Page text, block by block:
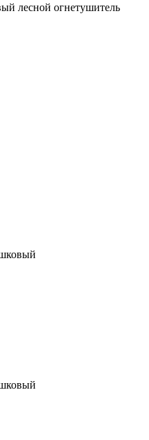
лесной огнетушитель